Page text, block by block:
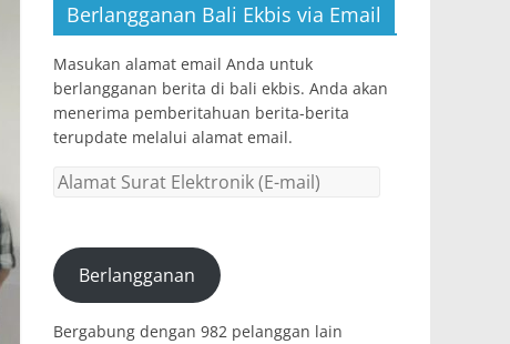
Berlangganan Bali Ekbis via Email
Masukan alamat email Anda untuk
berlangganan berita di bali ekbis. Anda akan
menerima pemberitahuan berita-berita
terupdate melalui alamat email.
Alamat
(E-
mail)Berlangganan
Bergabung dengan 982 pelanggan lain